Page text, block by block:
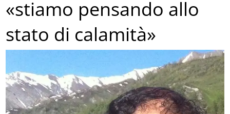
«stiamo pensando allo
stato di calamità»